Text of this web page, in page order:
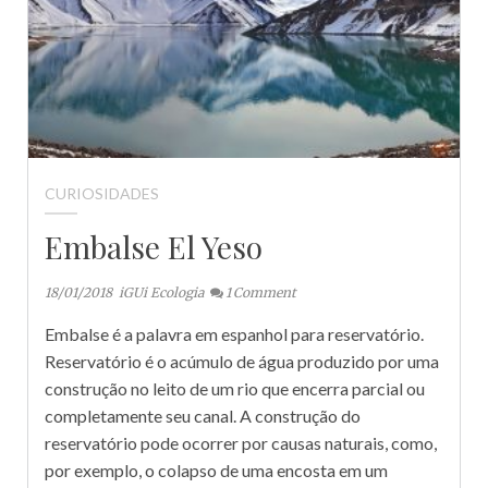
CURIOSIDADES
Embalse El Yeso
18/01/2018 iGUi Ecologia 1 Comment
Embalse é a palavra em espanhol para reservatório.
Reservatório é o acúmulo de água produzido por uma
construção no leito de um rio que encerra parcial ou
completamente seu canal. A construção do
reservatório pode ocorrer por causas naturais, como,
por exemplo, o colapso de uma encosta em um